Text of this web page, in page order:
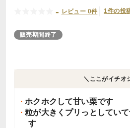
- レビュー 0件 1件の投
販売期間終了
＼ここがイチオ
ホクホクして甘い栗です
粒が大きくプリっとしてい
す